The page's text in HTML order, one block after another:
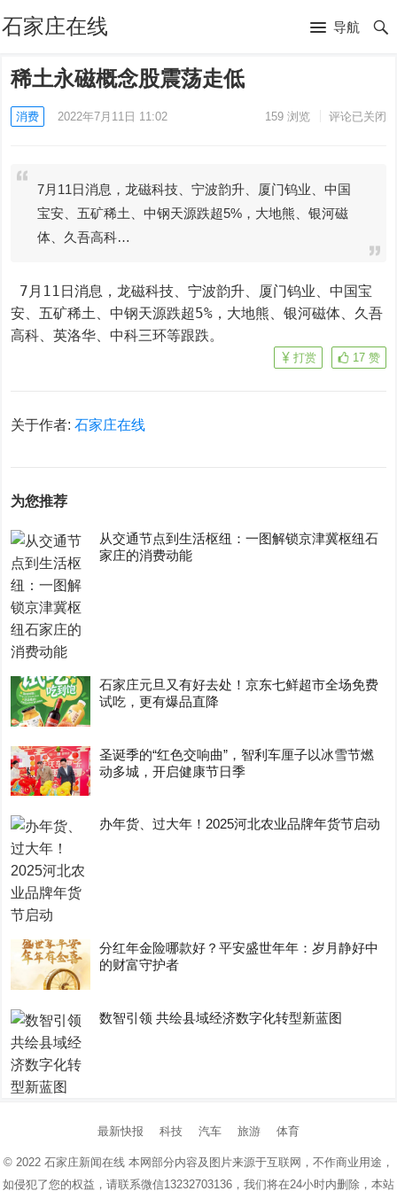
石家庄在线 导航
稀土永磁概念股震荡走低
消费 2022年7月11日 11:02 159浏览 评论已关闭
7月11日消息，龙磁科技、宁波韵升、厦门钨业、中国
宝安、五矿稀土、中钢天源跌超5%，大地熊、银河磁
体、久吾高科…
安、五矿稀土、中钢天源跌超5%，大地熊、银河磁体、久吾
高科、英洛华、中科三环等跟跌。
17 赞
打赏
关于作者:石家庄在线
为您推荐
从交通节点到生活枢纽：一图解锁京津冀枢纽石
家庄的消费动能
石家庄元旦又有好去处！京东七鲜超市全场免费
试吃，更有爆品直降
圣诞季的“红色交响曲”，智利车厘子以冰雪节燃
动多城，开启健康节日季
办年货、过大年！2025河北农业品牌年货节启动
分红年金险哪款好？平安盛世年年：岁月静好中
的财富守护者
数智引领 共绘县域经济数字化转型新蓝图
最新快报 科技 汽车 旅游 体育
© 2022 石家庄新闻在线本网部分内容及图片来源于互联网，不作商业用途，
如侵犯了您的权益，请联系微信13232703136，我们将在24小时内删除，本站